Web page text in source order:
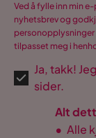
Ved å fylle inn min
nyhetsbrev og
tilpasset meg i
Ja, takk!
sider.
Alt
• Alle